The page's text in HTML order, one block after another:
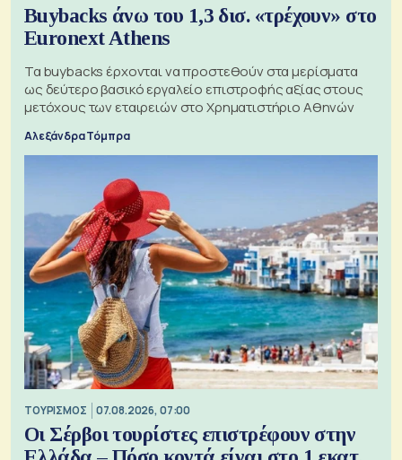
Buybacks άνω του 1,3 δισ. «τρέχουν» στο
Euronext Athens
Τα buybacks έρχονται να προστεθούν στα μερίσματα
ως δεύτερο βασικό εργαλείο επιστροφής αξίας στους
μετόχους των εταιρειών στο Χρηματιστήριο Αθηνών
Αλεξάνδρα Τόμπρα
ΤΟΥΡΙΣΜΟΣ 07.08.2026, 07:00
Οι Σέρβοι τουρίστες επιστρέφουν στην